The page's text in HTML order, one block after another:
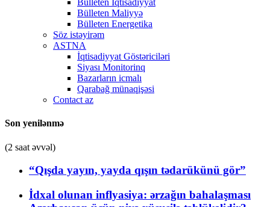
Bülleten İqtisadiyyat
Bülleten Maliyyə
Bülleten Energetika
Söz istəyirəm
ASTNA
İqtisadiyyat Göstəriciləri
Siyası Monitorinq
Bazarların icmalı
Qarabağ münaqişəsi
Contact az
Son yenilənmə
(2 saat əvvəl)
“Qışda yayın, yayda qışın tədarükünü gör”
İdxal olunan inflyasiya: ərzağın bahalaşması